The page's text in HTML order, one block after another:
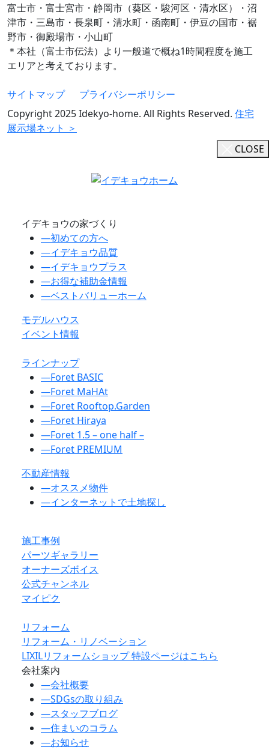
富士市・富士宮市・静岡市（葵区・駿河区・清水区）・沼
津市・三島市・長泉町・清水町・函南町・伊豆の国市・裾
野市・御殿場市・小山町
＊本社（富士市伝法）より一般道で概ね1時間程度を施工
エリアと考えております。
サイトマップ
プライバシーポリシー
Copyright 2025 Idekyo-home. All Rights Reserved. 住宅
展示場ネット ＞
CLOSE
イデキョウの家づくり
―初めての方へ
―イデキョウ品質
―イデキョウプラス
―お得な補助金情報
―ベストバリューホーム
モデルハウス
イベント情報
ラインナップ
―Foret BASIC
―Foret MaHAt
―Foret Rooftop.Garden
―Foret Hiraya
―Foret 1.5 – one half –
―Foret PREMIUM
不動産情報
―オススメ物件
―インターネットで土地探し
施工事例
パーツギャラリー
オーナーズボイス
公式チャンネル
マイピク
リフォーム
リフォーム・リノベーション
LIXILリフォームショップ 特設ページはこちら
会社案内
―会社概要
―SDGsの取り組み
―スタッフブログ
―住まいのコラム
―お知らせ